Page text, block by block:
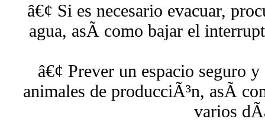
â€¢ Si es necesario evacuar,
agua, asÃ­ como bajar el
â€¢ Prever un espacio seguro
animales de producciÃ³n, asÃ­
varios